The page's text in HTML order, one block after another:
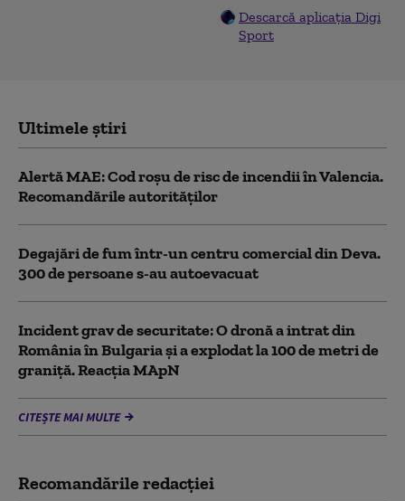
Descarcă aplicația Digi
Sport
Ultimele știri
Alertă MAE: Cod roșu de risc de incendii în Valencia.
Recomandările autorităților
Degajări de fum într-un centru comercial din Deva.
300 de persoane s-au autoevacuat
Incident grav de securitate: O dronă a intrat din
România în Bulgaria şi a explodat la 100 de metri de
graniţă. Reacția MApN
CITEȘTE MAI MULTE
Recomandările redacţiei